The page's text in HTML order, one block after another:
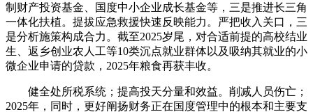
制财产投资基金、国度中小企业成长基金等，三是推进长三角
一体化扶植。提拔应急救援快速反映能力。严把收入关口，三
是分析施策构成合力。截至2025岁尾，对合适前提的高校结业
生、返乡创业农人工等10类沉点就业群体以及吸纳其就业的小
微企业申请的贷款，2025年粮食再获丰收。
健全处所税系统；提高投天分量和效益。削减人员伤亡；
2025年，同时，更好阐扬财务正在国度管理中的根本和主要支